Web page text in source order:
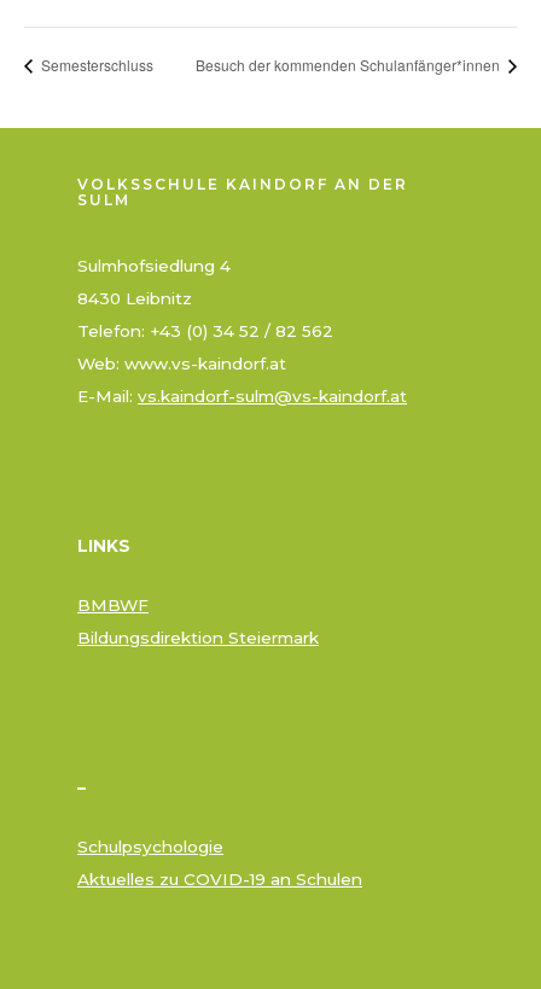
Semesterschluss Besuch der kommenden Schulanfänger*innen
VOLKSSCHULE KAINDORF AN DER
SULM
Sulmhofsiedlung 4
8430 Leibnitz
Telefon: +43 (0) 34 52 / 82 562
Web: www.vs-kaindorf.at
E-Mail: vs.kaindorf-sulm@vs-kaindorf.at
LINKS
BMBWF
Bildungsdirektion Steiermark
–
Schulpsychologie
Aktuelles zu COVID-19 an Schulen